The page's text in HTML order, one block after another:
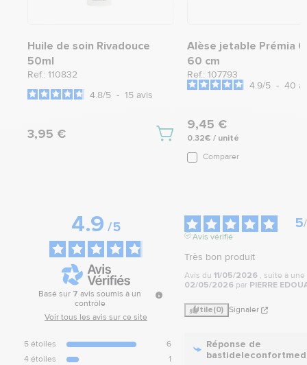
Huile de soin Rivadouce
50ml
Ref.: 110832
4.8/5 - 15 avis
3,95 €
Alèse jetable Prémia
60 cm
Ref.: 107793
4.9/5 - 40
9,45 €
0.32€ / unité
Comparer
4.9/5
Basé sur 7 avis soumis à un
contrôle
Voir tous les avis sur ce site
5 étoiles
6
4 étoiles
1
5/
Avis vérifié
Très bon produit
Avis du 11/05/2026 , suite à
02/05/2026 par PIERRE
Utile(0) Signaler
Réponse de